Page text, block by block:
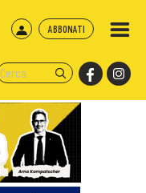
ABBONATI